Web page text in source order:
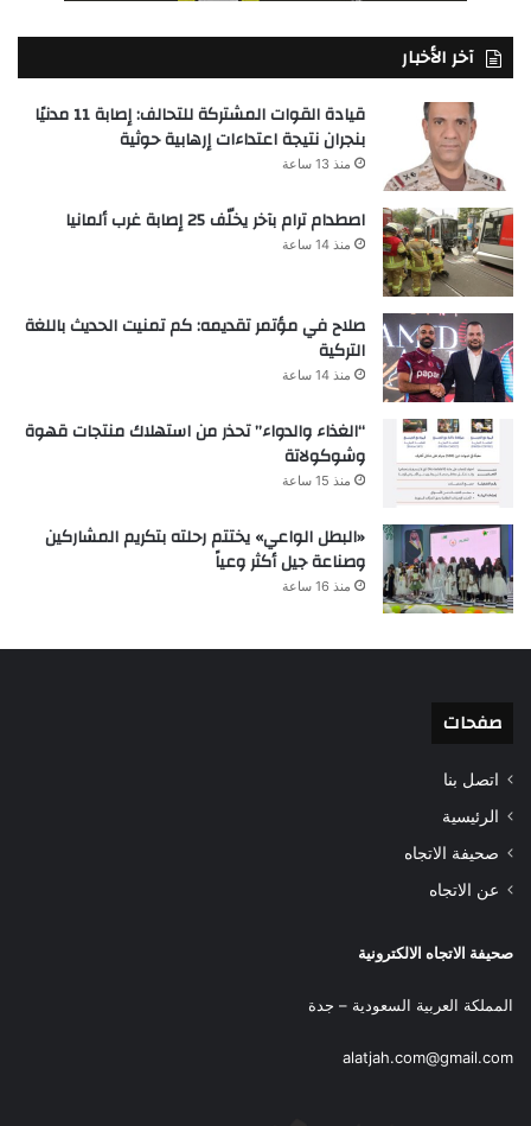
آخر الأخبار
قيادة القوات المشتركة للتحالف: إصابة 11 مدنيًا
بنجران نتيجة اعتداءات إرهابية حوثية
منذ 13 ساعة
اصطدام ترام بآخر يخلّف 25 إصابة غرب ألمانيا
منذ 14 ساعة
صلاح في مؤتمر تقديمه: كم تمنيت الحديث باللغة
التركية
منذ 14 ساعة
“الغذاء والدواء” تحذر من استهلاك منتجات قهوة
وشوكولاتة
منذ 15 ساعة
«البطل الواعي» يختتم رحلته بتكريم المشاركين
وصناعة جيل أكثر وعياً
منذ 16 ساعة
صفحات
اتصل بنا
الرئيسية
صحيفة الاتجاه
عن الاتجاه
صحيفة الاتجاه الالكترونية
المملكة العربية السعودية – جدة
alatjah.com@gmail.com